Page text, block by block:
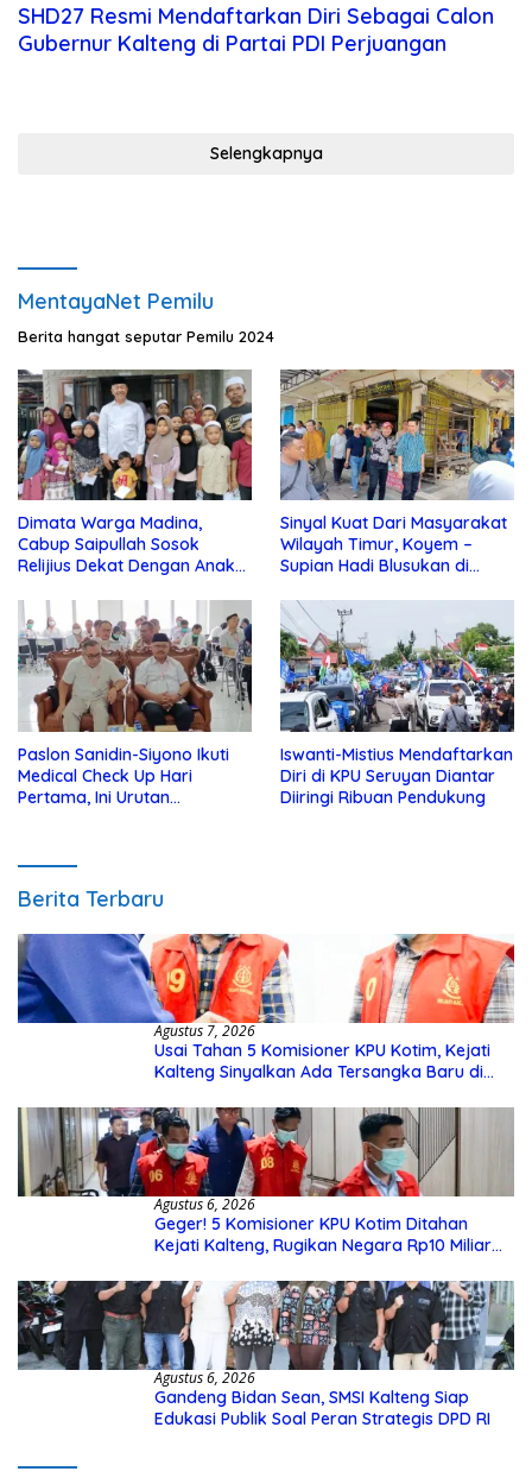
SHD27 Resmi Mendaftarkan Diri Sebagai Calon
Gubernur Kalteng di Partai PDI Perjuangan
Selengkapnya
MentayaNet Pemilu
Berita hangat seputar Pemilu 2024
Dimata Warga Madina,
Cabup Saipullah Sosok
Relijius Dekat Dengan Anak
Sinyal Kuat Dari Masyarakat
Wilayah Timur, Koyem –
Supian Hadi Blusukan di
Paslon Sanidin-Siyono Ikuti
Medical Check Up Hari
Pertama, Ini Urutan
Iswanti-Mistius Mendaftarkan
Diri di KPU Seruyan Diantar
Diiringi Ribuan Pendukung
Berita Terbaru
Agustus 7, 2026
Usai Tahan 5 Komisioner KPU Kotim, Kejati
Kalteng Sinyalkan Ada Tersangka Baru di
Agustus 6, 2026
Geger! 5 Komisioner KPU Kotim Ditahan
Kejati Kalteng, Rugikan Negara Rp10 Miliar
Agustus 6, 2026
Gandeng Bidan Sean, SMSI Kalteng Siap
Edukasi Publik Soal Peran Strategis DPD RI